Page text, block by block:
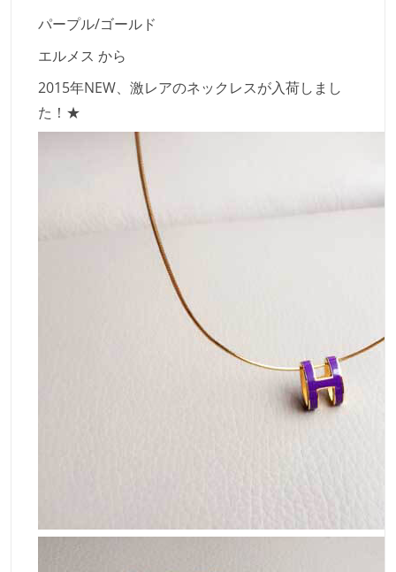
パープル/ゴールド
エルメス から
2015年NEW、激レアのネックレスが入荷しまし
た！★